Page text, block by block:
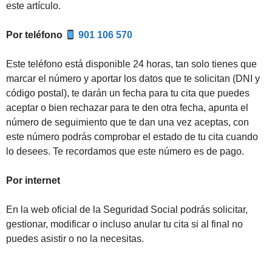
este artículo.
Por teléfono 901 106 570
Este teléfono está disponible 24 horas, tan solo tienes que
marcar el número y aportar los datos que te solicitan (DNI y
código postal), te darán un fecha para tu cita que puedes
aceptar o bien rechazar para te den otra fecha, apunta el
número de seguimiento que te dan una vez aceptas, con
este número podrás comprobar el estado de tu cita cuando
lo desees. Te recordamos que este número es de pago.
Por internet
En la web oficial de la Seguridad Social podrás solicitar,
gestionar, modificar o incluso anular tu cita si al final no
puedes asistir o no la necesitas.